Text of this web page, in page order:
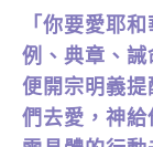
「你要愛耶
例、典章、
便開宗明義
們去愛，神給